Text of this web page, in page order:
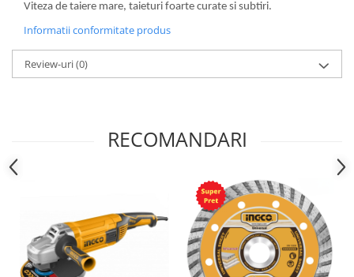
Viteza de taiere mare, taieturi foarte curate si subtiri.
Informatii conformitate produs
Review-uri(0)
RECOMANDARI